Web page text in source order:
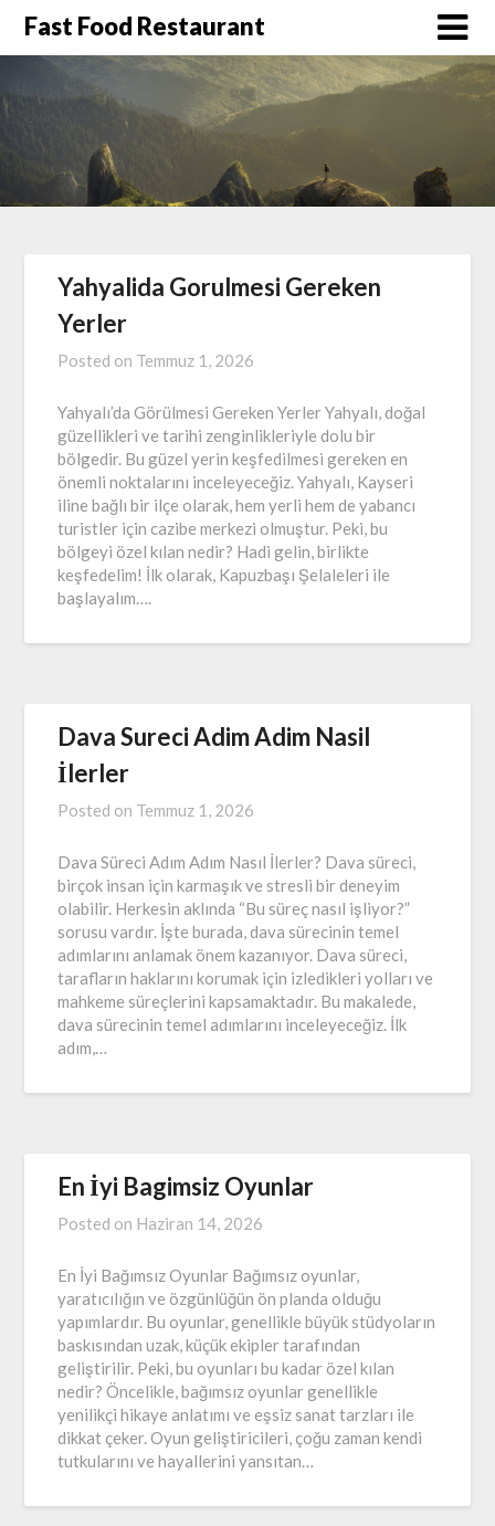
SkipFast Food Restaurant
Yahyalida Gorulmesi Gereken
Yerler
Posted on Temmuz 1, 2026
Yahyalı’da Görülmesi Gereken Yerler Yahyalı, doğal
güzellikleri ve tarihi zenginlikleriyle dolu bir
bölgedir. Bu güzel yerin keşfedilmesi gereken en
önemli noktalarını inceleyeceğiz. Yahyalı, Kayseri
iline bağlı bir ilçe olarak, hem yerli hem de yabancı
turistler için cazibe merkezi olmuştur. Peki, bu
bölgeyi özel kılan nedir? Hadi gelin, birlikte
keşfedelim! İlk olarak, Kapuzbaşı Şelaleleri ile
başlayalım….
Dava Sureci Adim Adim Nasil
İlerler
Posted on Temmuz 1, 2026
Dava Süreci Adım Adım Nasıl İlerler? Dava süreci,
birçok insan için karmaşık ve stresli bir deneyim
olabilir. Herkesin aklında “Bu süreç nasıl işliyor?”
sorusu vardır. İşte burada, dava sürecinin temel
adımlarını anlamak önem kazanıyor. Dava süreci,
tarafların haklarını korumak için izledikleri yolları ve
mahkeme süreçlerini kapsamaktadır. Bu makalede,
dava sürecinin temel adımlarını inceleyeceğiz. İlk
adım,…
En İyi Bagimsiz Oyunlar
Posted on Haziran 14, 2026
En İyi Bağımsız Oyunlar Bağımsız oyunlar,
yaratıcılığın ve özgünlüğün ön planda olduğu
yapımlardır. Bu oyunlar, genellikle büyük stüdyoların
baskısından uzak, küçük ekipler tarafından
geliştirilir. Peki, bu oyunları bu kadar özel kılan
nedir? Öncelikle, bağımsız oyunlar genellikle
yenilikçi hikaye anlatımı ve eşsiz sanat tarzları ile
dikkat çeker. Oyun geliştiricileri, çoğu zaman kendi
tutkularını ve hayallerini yansıtan…